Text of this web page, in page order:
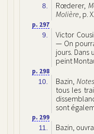
8. Rœderer,
Molière, p.
p. 297
9. Victor
— On
jours. Dans
peint
p. 298
10. Bazin,
tous les
sont
p. 299
11. Bazin,